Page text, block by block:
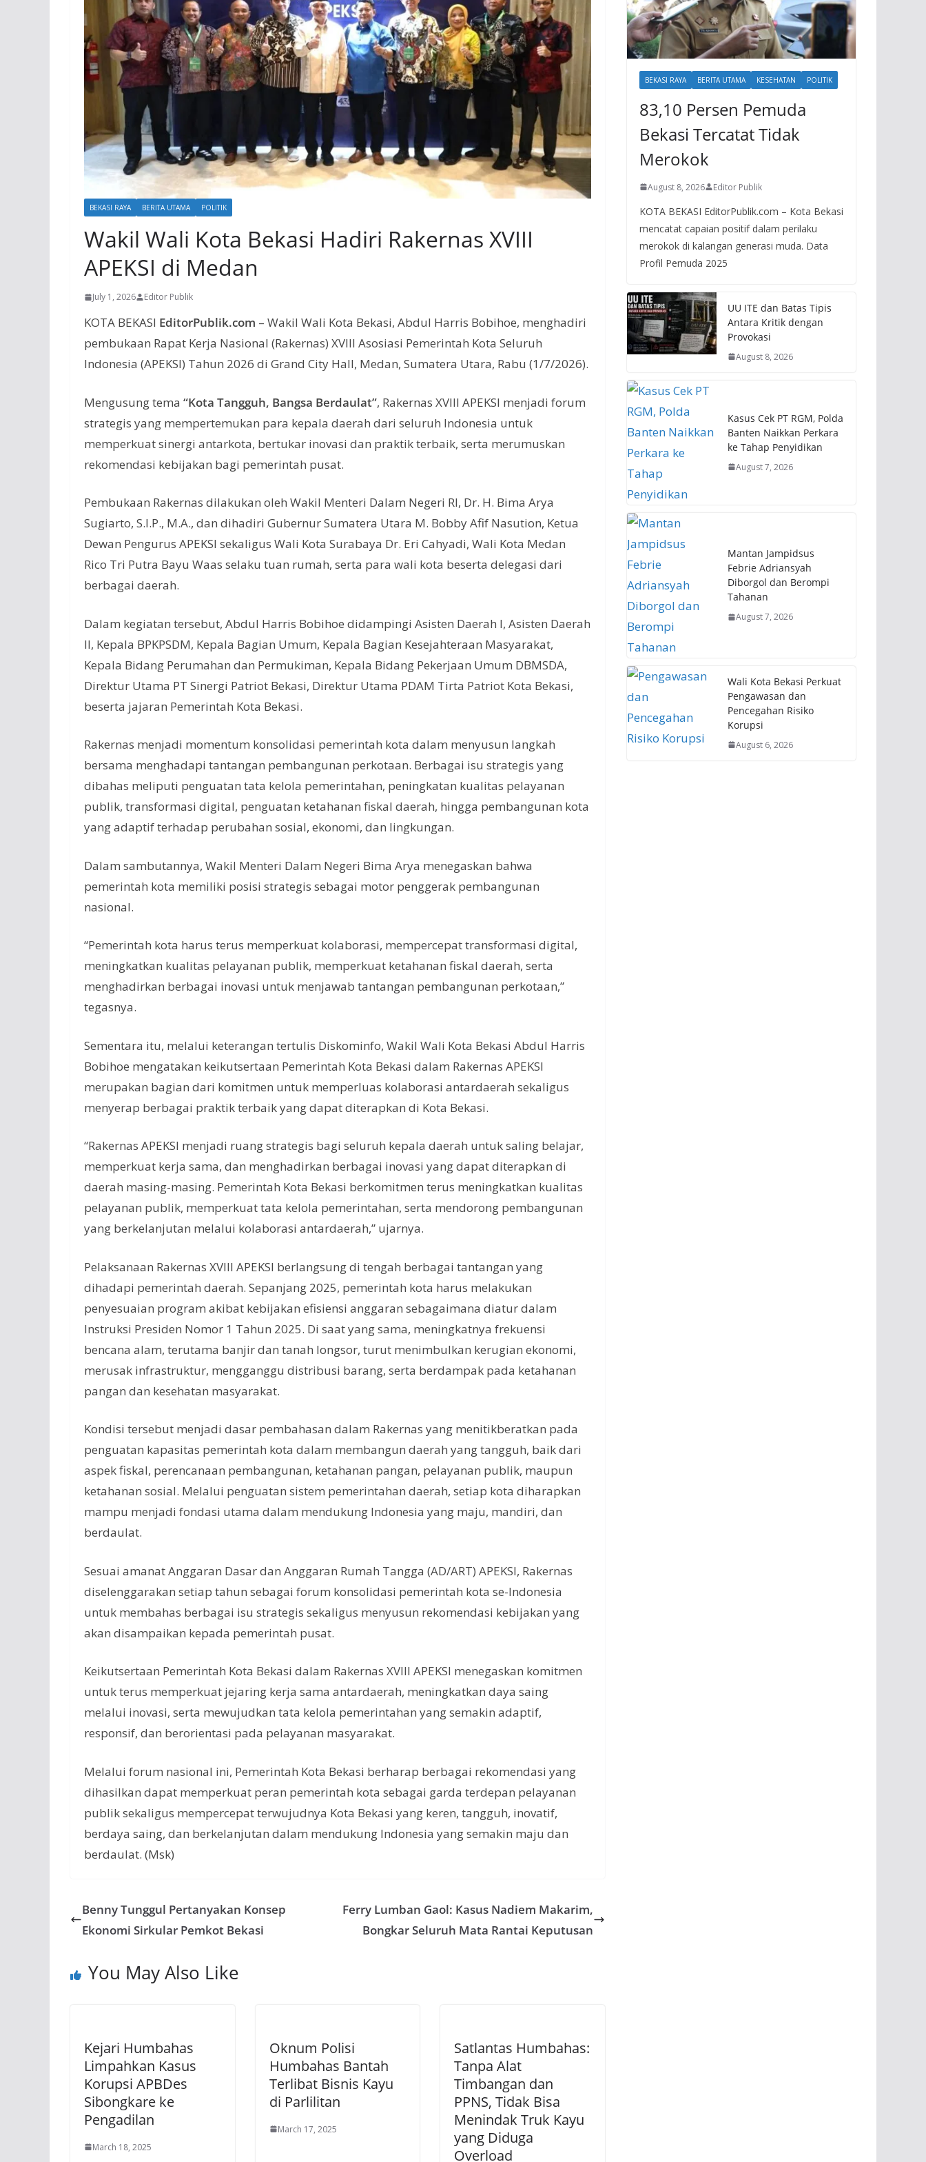
BEKASI RAYA BERITA UTAMA POLITIK
Wakil Wali Kota Bekasi Hadiri Rakernas XVIII
APEKSI di Medan
July 1, 2026 Editor Publik
KOTA BEKASI EditorPublik.com – Wakil Wali Kota Bekasi, Abdul Harris Bobihoe, menghadiri
pembukaan Rapat Kerja Nasional (Rakernas) XVIII Asosiasi Pemerintah Kota Seluruh
Indonesia (APEKSI) Tahun 2026 di Grand City Hall, Medan, Sumatera Utara, Rabu (1/7/2026).
Mengusung tema “Kota Tangguh, Bangsa Berdaulat”, Rakernas XVIII APEKSI menjadi forum
strategis yang mempertemukan para kepala daerah dari seluruh Indonesia untuk
memperkuat sinergi antarkota, bertukar inovasi dan praktik terbaik, serta merumuskan
rekomendasi kebijakan bagi pemerintah pusat.
Pembukaan Rakernas dilakukan oleh Wakil Menteri Dalam Negeri RI, Dr. H. Bima Arya
Sugiarto, S.I.P., M.A., dan dihadiri Gubernur Sumatera Utara M. Bobby Afif Nasution, Ketua
Dewan Pengurus APEKSI sekaligus Wali Kota Surabaya Dr. Eri Cahyadi, Wali Kota Medan
Rico Tri Putra Bayu Waas selaku tuan rumah, serta para wali kota beserta delegasi dari
berbagai daerah.
Dalam kegiatan tersebut, Abdul Harris Bobihoe didampingi Asisten Daerah I, Asisten Daerah
II, Kepala BPKPSDM, Kepala Bagian Umum, Kepala Bagian Kesejahteraan Masyarakat,
Kepala Bidang Perumahan dan Permukiman, Kepala Bidang Pekerjaan Umum DBMSDA,
Direktur Utama PT Sinergi Patriot Bekasi, Direktur Utama PDAM Tirta Patriot Kota Bekasi,
beserta jajaran Pemerintah Kota Bekasi.
Rakernas menjadi momentum konsolidasi pemerintah kota dalam menyusun langkah
bersama menghadapi tantangan pembangunan perkotaan. Berbagai isu strategis yang
dibahas meliputi penguatan tata kelola pemerintahan, peningkatan kualitas pelayanan
publik, transformasi digital, penguatan ketahanan fiskal daerah, hingga pembangunan kota
yang adaptif terhadap perubahan sosial, ekonomi, dan lingkungan.
Dalam sambutannya, Wakil Menteri Dalam Negeri Bima Arya menegaskan bahwa
pemerintah kota memiliki posisi strategis sebagai motor penggerak pembangunan
nasional.
“Pemerintah kota harus terus memperkuat kolaborasi, mempercepat transformasi digital,
meningkatkan kualitas pelayanan publik, memperkuat ketahanan fiskal daerah, serta
menghadirkan berbagai inovasi untuk menjawab tantangan pembangunan perkotaan,”
tegasnya.
Sementara itu, melalui keterangan tertulis Diskominfo, Wakil Wali Kota Bekasi Abdul Harris
Bobihoe mengatakan keikutsertaan Pemerintah Kota Bekasi dalam Rakernas APEKSI
merupakan bagian dari komitmen untuk memperluas kolaborasi antardaerah sekaligus
menyerap berbagai praktik terbaik yang dapat diterapkan di Kota Bekasi.
“Rakernas APEKSI menjadi ruang strategis bagi seluruh kepala daerah untuk saling belajar,
memperkuat kerja sama, dan menghadirkan berbagai inovasi yang dapat diterapkan di
daerah masing-masing. Pemerintah Kota Bekasi berkomitmen terus meningkatkan kualitas
pelayanan publik, memperkuat tata kelola pemerintahan, serta mendorong pembangunan
yang berkelanjutan melalui kolaborasi antardaerah,” ujarnya.
Pelaksanaan Rakernas XVIII APEKSI berlangsung di tengah berbagai tantangan yang
dihadapi pemerintah daerah. Sepanjang 2025, pemerintah kota harus melakukan
penyesuaian program akibat kebijakan efisiensi anggaran sebagaimana diatur dalam
Instruksi Presiden Nomor 1 Tahun 2025. Di saat yang sama, meningkatnya frekuensi
bencana alam, terutama banjir dan tanah longsor, turut menimbulkan kerugian ekonomi,
merusak infrastruktur, mengganggu distribusi barang, serta berdampak pada ketahanan
pangan dan kesehatan masyarakat.
Kondisi tersebut menjadi dasar pembahasan dalam Rakernas yang menitikberatkan pada
penguatan kapasitas pemerintah kota dalam membangun daerah yang tangguh, baik dari
aspek fiskal, perencanaan pembangunan, ketahanan pangan, pelayanan publik, maupun
ketahanan sosial. Melalui penguatan sistem pemerintahan daerah, setiap kota diharapkan
mampu menjadi fondasi utama dalam mendukung Indonesia yang maju, mandiri, dan
berdaulat.
Sesuai amanat Anggaran Dasar dan Anggaran Rumah Tangga (AD/ART) APEKSI, Rakernas
diselenggarakan setiap tahun sebagai forum konsolidasi pemerintah kota se-Indonesia
untuk membahas berbagai isu strategis sekaligus menyusun rekomendasi kebijakan yang
akan disampaikan kepada pemerintah pusat.
Keikutsertaan Pemerintah Kota Bekasi dalam Rakernas XVIII APEKSI menegaskan komitmen
untuk terus memperkuat jejaring kerja sama antardaerah, meningkatkan daya saing
melalui inovasi, serta mewujudkan tata kelola pemerintahan yang semakin adaptif,
responsif, dan berorientasi pada pelayanan masyarakat.
Melalui forum nasional ini, Pemerintah Kota Bekasi berharap berbagai rekomendasi yang
dihasilkan dapat memperkuat peran pemerintah kota sebagai garda terdepan pelayanan
publik sekaligus mempercepat terwujudnya Kota Bekasi yang keren, tangguh, inovatif,
berdaya saing, dan berkelanjutan dalam mendukung Indonesia yang semakin maju dan
berdaulat. (Msk)
Benny Tunggul Pertanyakan Konsep
Ekonomi Sirkular Pemkot Bekasi
Ferry Lumban Gaol: Kasus Nadiem Makarim,
Bongkar Seluruh Mata Rantai Keputusan
You May Also Like
Kejari Humbahas
Limpahkan Kasus
Korupsi APBDes
Sibongkare ke
Pengadilan
March 18, 2025
Oknum Polisi
Humbahas Bantah
Terlibat Bisnis Kayu
di Parlilitan
March 17, 2025
Satlantas Humbahas:
Tanpa Alat
Timbangan dan
PPNS, Tidak Bisa
Menindak Truk Kayu
yang Diduga
Overload
BEKASI RAYA BERITA UTAMA KESEHATAN POLITIK
83,10 Persen Pemuda
Bekasi Tercatat Tidak
Merokok
August 8, 2026 Editor Publik
KOTA BEKASI EditorPublik.com – Kota Bekasi
mencatat capaian positif dalam perilaku
merokok di kalangan generasi muda. Data
Profil Pemuda 2025
UU ITE dan Batas Tipis
Antara Kritik dengan
Provokasi
August 8, 2026
Kasus Cek PT RGM, Polda
Banten Naikkan Perkara
ke Tahap Penyidikan
August 7, 2026
Mantan Jampidsus
Febrie Adriansyah
Diborgol dan Berompi
Tahanan
August 7, 2026
Wali Kota Bekasi Perkuat
Pengawasan dan
Pencegahan Risiko
Korupsi
August 6, 2026